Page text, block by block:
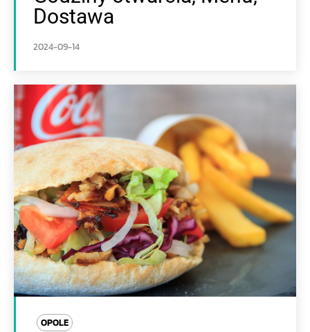
Dostawa
2024-09-14
OPOLE